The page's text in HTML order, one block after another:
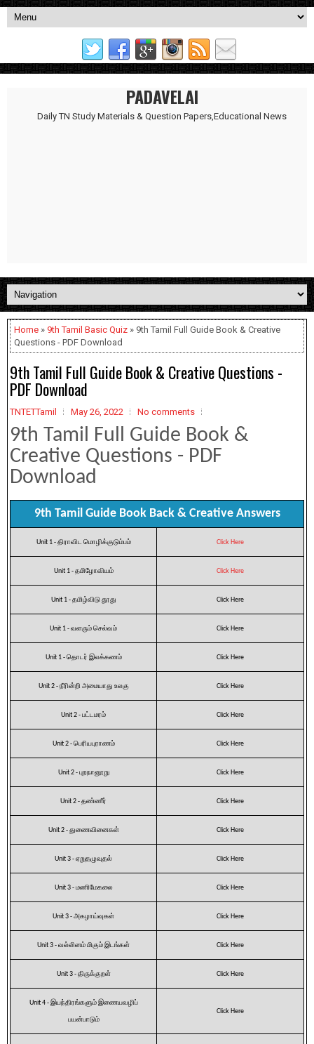
PADAVELAI
Daily TN Study Materials & Question Papers,Educational News
Home » 9th Tamil Basic Quiz » 9th Tamil Full Guide Book & Creative
Questions - PDF Download
9th Tamil Full Guide Book & Creative Questions -
PDF Download
TNTETTamil May 26, 2022 No comments
9th Tamil Full Guide Book &
Creative Questions - PDF
Download
9th Tamil Guide Book Back & Creative Answers
Unit 1 - திராவிட மொழிக்குடும்பம் Click Here
Unit 1 - தமிழோவியம் Click Here
Unit 1 - தமிழ்விடு தூது Click Here
Unit 1 - வளரும் செல்வம் Click Here
Unit 1 - தொடர் இலக்கணம் Click Here
Unit 2 - நீரின்றி அமையாது உலகு Click Here
Unit 2 - பட்டமரம் Click Here
Unit 2 - பெரியபுராணம் Click Here
Unit 2 - புறநானூறு Click Here
Unit 2 - தண்ணீர் Click Here
Unit 2 - துணைவினைகள் Click Here
Unit 3 - ஏறுதழுவுதல் Click Here
Unit 3 - மணிமேகலை Click Here
Unit 3 - அகழாய்வுகள் Click Here
Unit 3 - வல்லினம் மிகும் இடங்கள் Click Here
Unit 3 - திருக்குறள் Click Here
Unit 4 - இயந்திரங்களும் இணையவழிப்
பயன்பாடும்
Click Here